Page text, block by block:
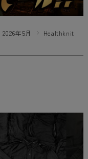
2026年5月 Healthknit